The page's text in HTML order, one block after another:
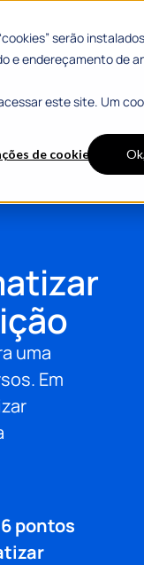
serão
e endereçamento de
este site. Um
de cookies
uma
Em
pontos